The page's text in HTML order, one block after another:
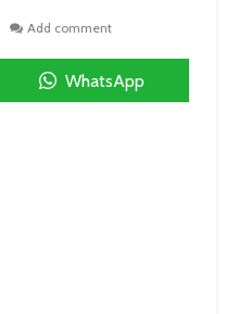
Add comment
WhatsApp